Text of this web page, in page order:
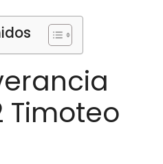
Timoteo